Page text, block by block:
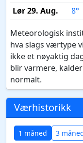
Lør 29. Aug.
8°
Meteorologisk
hva slags værtype
ikke et nøyaktig
blir varmere,
normalt.
Værhistorikk
1 måned 3